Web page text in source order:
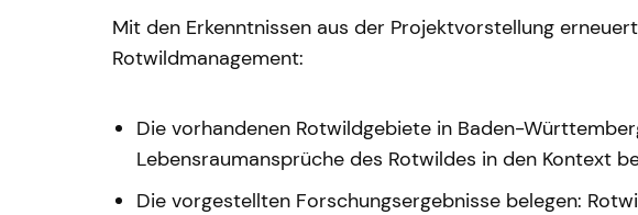
Mit den Erkenntnissen aus der Projektvorstellung
Rotwildmanagement:
Die vorhandenen Rotwildgebiete in Baden-
Lebensraumansprüche des Rotwildes in den Kontext
Die vorgestellten Forschungsergebnisse belegen: